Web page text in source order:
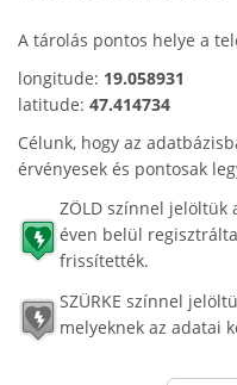
A tárolás pontos helye a
longitude: 19.058931
latitude: 47.414734
Célunk, hogy az
érvényesek és pontosak
ZÖLD színnel jelöltük
éven belül
frissítették.
SZÜRKE színnel
melyeknek az adatai